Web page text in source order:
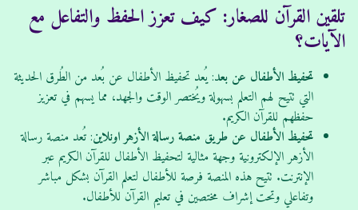
تلقين القرآن للصغار: كيف تعزز الحفظ والتفاعل مع
الآيات؟
تحفيظ الأطفال عن بعد: يُعد تحفيظ الأطفال عن بُعد من الطُرق الحديثة
التي تتيح لهم التعلم بسهولة ويُختصر الوقت والجهد، مما يسهم في تعزيز
حفظهم للقرآن الكريم.
تحفيظ الأطفال عن طريق منصة رسالة الأزهر اونلاين: تُعد منصة رسالة
الأزهر الإلكترونية وجهة مثالية لتحفيظ الأطفال للقرآن الكريم عبر
الإنترنت. تتيح هذه المنصة فرصة للأطفال لتعلم القرآن بشكل مباشر
وتفاعلي وتحت إشراف مختصين في تعليم القرآن للأطفال.